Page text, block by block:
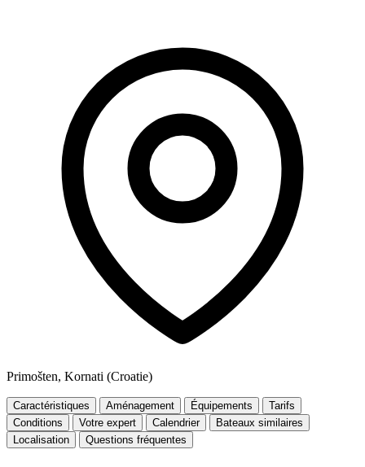
Primošten, Kornati (Croatie)
Caractéristiques Aménagement Équipements
Tarifs
Conditions
Votre expert Calendrier
Bateaux similaires
Localisation
Questions fréquentes